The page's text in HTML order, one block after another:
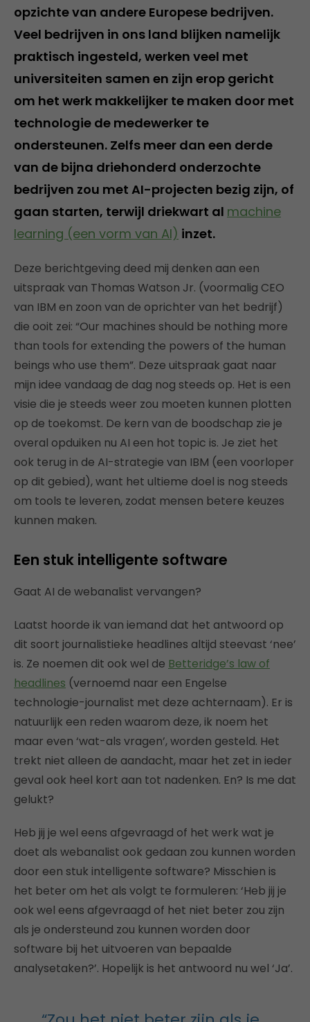
opzichte van andere Europese bedrijven.
Veel bedrijven in ons land blijken namelijk
praktisch ingesteld, werken veel met
universiteiten samen en zijn erop gericht
om het werk makkelijker te maken door met
technologie de medewerker te
ondersteunen. Zelfs meer dan een derde
van de bijna driehonderd onderzochte
bedrijven zou met AI-projecten bezig zijn, of
gaan starten, terwijl driekwart al machine
learning (een vorm van AI) inzet.
Deze berichtgeving deed mij denken aan een
uitspraak van Thomas Watson Jr. (voormalig CEO
van IBM en zoon van de oprichter van het bedrijf)
die ooit zei: “Our machines should be nothing more
than tools for extending the powers of the human
beings who use them”. Deze uitspraak gaat naar
mijn idee vandaag de dag nog steeds op. Het is een
visie die je steeds weer zou moeten kunnen plotten
op de toekomst. De kern van de boodschap zie je
overal opduiken nu AI een hot topic is. Je ziet het
ook terug in de AI-strategie van IBM (een voorloper
op dit gebied), want het ultieme doel is nog steeds
om tools te leveren, zodat mensen betere keuzes
kunnen maken.
Een stuk intelligente software
Gaat AI de webanalist vervangen?
Laatst hoorde ik van iemand dat het antwoord op
dit soort journalistieke headlines altijd steevast ‘nee’
is. Ze noemen dit ook wel de Betteridge’s law of
headlines (vernoemd naar een Engelse
technologie-journalist met deze achternaam). Er is
natuurlijk een reden waarom deze, ik noem het
maar even ‘wat-als vragen’, worden gesteld. Het
trekt niet alleen de aandacht, maar het zet in ieder
geval ook heel kort aan tot nadenken. En? Is me dat
gelukt?
Heb jij je wel eens afgevraagd of het werk wat je
doet als webanalist ook gedaan zou kunnen worden
door een stuk intelligente software? Misschien is
het beter om het als volgt te formuleren: ‘Heb jij je
ook wel eens afgevraagd of het niet beter zou zijn
als je ondersteund zou kunnen worden door
software bij het uitvoeren van bepaalde
analysetaken?’. Hopelijk is het antwoord nu wel ‘Ja’.